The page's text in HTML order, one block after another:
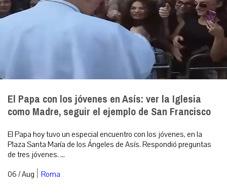
El Papa con los jóvenes en Asís: ver la Iglesia
como Madre, seguir el ejemplo de San Francisco
El Papa hoy tuvo un especial encuentro con los jóvenes, en la
Plaza Santa María de los Ángeles de Asís. Respondió preguntas
de tres jóvenes. ...
06 / Aug | Roma